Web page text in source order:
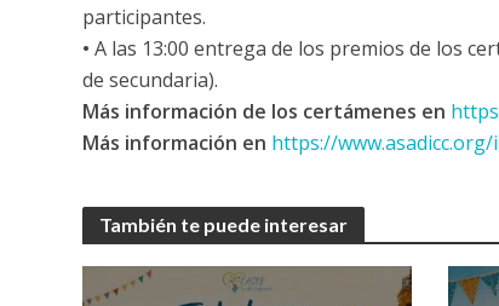
participantes.
• A las 13:00 entrega de los premios de los
de secundaria).
Más información de los certámenes en
Más información en https://
También te puede interesar